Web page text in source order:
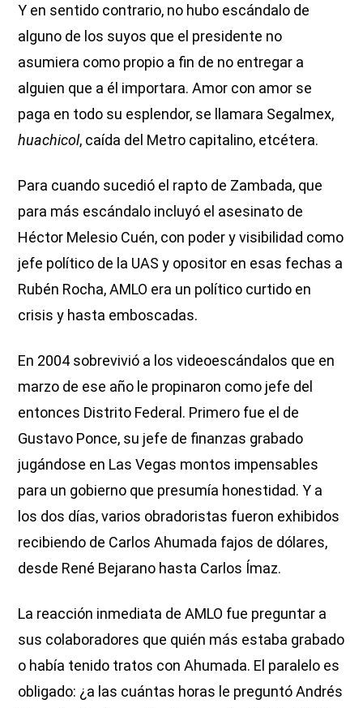
Y en sentido contrario, no hubo escándalo de
alguno de los suyos que el presidente no
asumiera como propio a fin de no entregar a
alguien que a él importara. Amor con amor se
paga en todo su esplendor, se llamara Segalmex,
huachicol, caída del Metro capitalino, etcétera.
Para cuando sucedió el rapto de Zambada, que
para más escándalo incluyó el asesinato de
Héctor Melesio Cuén, con poder y visibilidad como
jefe político de la UAS y opositor en esas fechas a
Rubén Rocha, AMLO era un político curtido en
crisis y hasta emboscadas.
En 2004 sobrevivió a los videoescándalos que en
marzo de ese año le propinaron como jefe del
entonces Distrito Federal. Primero fue el de
Gustavo Ponce, su jefe de finanzas grabado
jugándose en Las Vegas montos impensables
para un gobierno que presumía honestidad. Y a
los dos días, varios obradoristas fueron exhibidos
recibiendo de Carlos Ahumada fajos de dólares,
desde René Bejarano hasta Carlos Ímaz.
La reacción inmediata de AMLO fue preguntar a
sus colaboradores que quién más estaba grabado
o había tenido tratos con Ahumada. El paralelo es
obligado: ¿a las cuántas horas le preguntó Andrés